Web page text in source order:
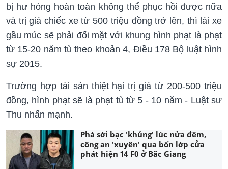
bị hư hỏng hoàn toàn không thể phục hồi được nữa
và trị giá chiếc xe từ 500 triệu đồng trở lên, thì lái xe
gầu múc sẽ phải đối mặt với khung hình phạt là phạt
từ 15-20 năm tù theo khoản 4, Điều 178 Bộ luật hình
sự 2015.
Trường hợp tài sản thiệt hại trị giá từ 200-500 triệu
đồng, hình phạt sẽ là phạt tù từ 5 - 10 năm - Luật sư
Thu nhấn mạnh.
Phá sới bạc 'khủng' lúc nửa đêm,
công an 'xuyên' qua bốn lớp cửa
phát hiện 14 F0 ở Bắc Giang